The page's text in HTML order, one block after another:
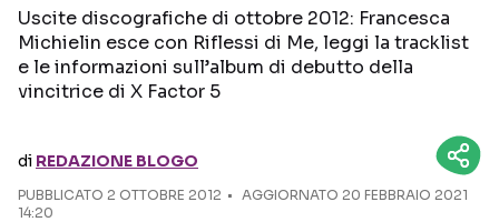
GOSSIP E CURIOSITÀ
TALENT SHOW
Seguici sui social
Uscite discografiche di ottobre 2012: Francesca
Michielin esce con Riflessi di Me, leggi la tracklist
e le informazioni sull’album di debutto della
vincitrice di X Factor 5
di REDAZIONE BLOGO
PUBBLICATO 2 OTTOBRE 2012
AGGIORNATO 20 FEBBRAIO 2021
14:20